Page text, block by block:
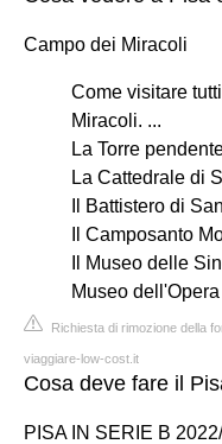
Campo dei Miracoli
Come visitare
Miracoli. ...
La Torre
La Cattedrale di
Il Battistero di
Il Camposanto
Il Museo delle
Museo
Richiesta di rimozione della
viaggiare-low-cost.it
Cosa deve fare il
PISA IN SERIE B